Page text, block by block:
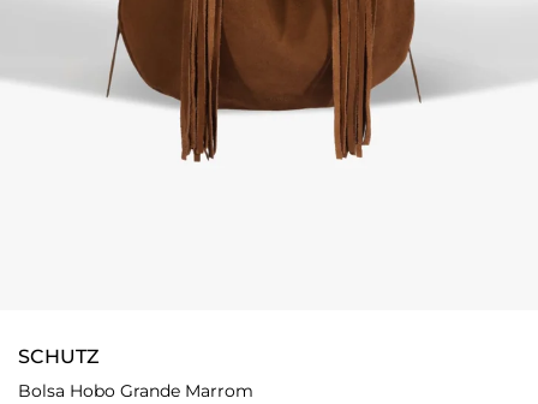
SCHUTZ
Bolsa Hobo Grande Marrom